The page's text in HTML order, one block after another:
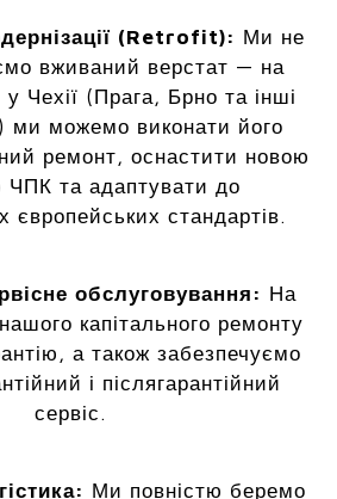
(Retrofit): Ми не
вживаний верстат — на
Чехії (Прага, Брно та інші
ми можемо виконати його
ремонт, оснастити новою
ЧПК та адаптувати до
європейських стандартів.
обслуговування: На
капітального ремонту
а також забезпечуємо
і післягарантійний
сервіс.
Ми повністю беремо